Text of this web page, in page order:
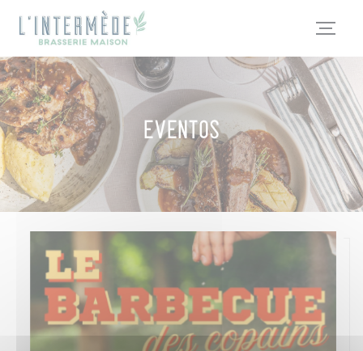
Painel de Gerenciamento de Cookies
Eventos